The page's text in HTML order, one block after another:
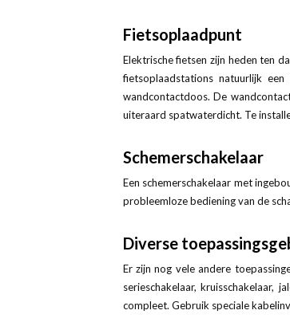
Fietsoplaadpunt
Elektrische fietsen zijn heden ten
fietsoplaadstations natuurlijk
wandcontactdoos. De
uiteraard spatwaterdicht. Te
Schemerschakelaar
Een schemerschakelaar met
probleemloze bediening van de
Diverse
Er zijn nog vele andere
serieschakelaar, kruisschakelaar,
compleet. Gebruik speciale